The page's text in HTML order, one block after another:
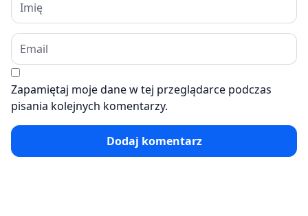
Zapamiętaj moje dane w tej przeglądarce podczas
pisania kolejnych komentarzy.
Dodaj komentarz